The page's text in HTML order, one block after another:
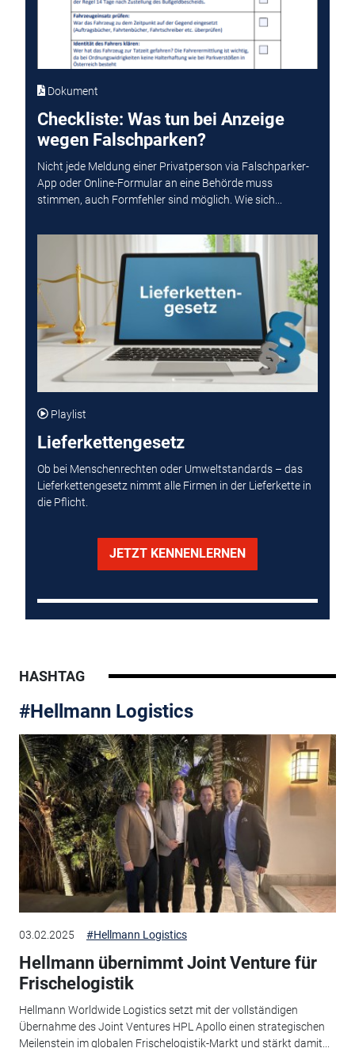
Dokument
Checkliste: Was tun bei Anzeige
wegen Falschparken?
Nicht jede Meldung einer Privatperson via Falschparker-
App oder Online-Formular an eine Behörde muss
stimmen, auch Formfehler sind möglich. Wie sich...
Playlist
Lieferkettengesetz
Ob bei Menschenrechten oder Umweltstandards – das
Lieferkettengesetz nimmt alle Firmen in der Lieferkette in
die Pflicht.
JETZT KENNENLERNEN
HASHTAG
#Hellmann Logistics
03.02.2025 #Hellmann Logistics
Hellmann übernimmt Joint Venture für
Frischelogistik
Hellmann Worldwide Logistics setzt mit der vollständigen
Übernahme des Joint Ventures HPL Apollo einen strategischen
Meilenstein im globalen Frischelogistik-Markt und stärkt damit...